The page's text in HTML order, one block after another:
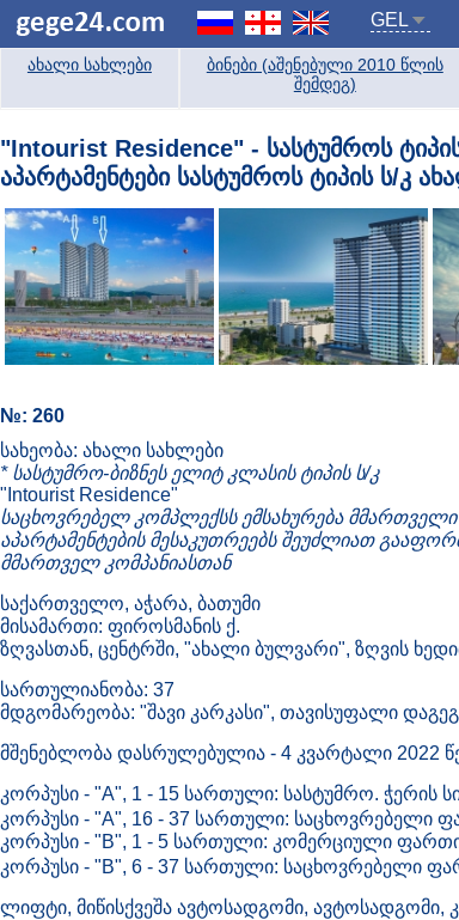
GEL
ახალი სახლები
ბინები (აშენებული 2010 წლის
შემდეგ)
"Intourist Residence" - სასტუმროს
აპარტამენტები სასტუმროს ტიპის ს/კ
№: 260
სახეობა: ახალი სახლები
* სასტუმრო-ბიზნეს ელიტ კლასის ტიპის ს/კ
"Intourist Residence"
საცხოვრებელ კომპლექსს ემსახურება მმართველი
აპარტამენტების მესაკუთრეებს შეუძლიათ
მმართველ კომპანიასთან
საქართველო, აჭარა, ბათუმი
მისამართი: ფიროსმანის ქ.
ზღვასთან, ცენტრში, "ახალი ბულვარი", ზღვის
სართულიანობა: 37
მდგომარეობა: "შავი კარკასი", თავისუფალი
მშენებლობა დასრულებულია - 4 კვარტალი 2022
კორპუსი - "A", 1 - 15 სართული: სასტუმრო. ჭერის
კორპუსი - "A", 16 - 37 სართული: საცხოვრებელი
კორპუსი - "B", 1 - 5 სართული: კომერციული
კორპუსი - "B", 6 - 37 სართული: საცხოვრებელი
ლიფტი, მიწისქვეშა ავტოსადგომი,